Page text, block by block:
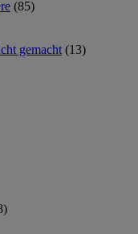
(85)
gemacht (13)